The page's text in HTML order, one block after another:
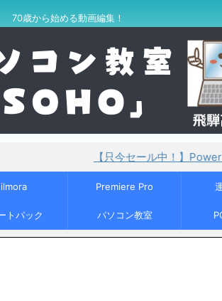
70歳から始める動画編集！
【只今セール中！】
Premiere Pro
トパック パソコン教室